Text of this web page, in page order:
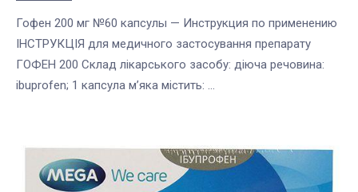
Гофен 200 мг №60 капсулы — Инструкция по применению
ІНСТРУКЦІЯ для медичного застосування препарату
ГОФЕН 200 Склад лікарського засобу: діюча речовина:
ibuprofen; 1 капсула м’яка містить: ...